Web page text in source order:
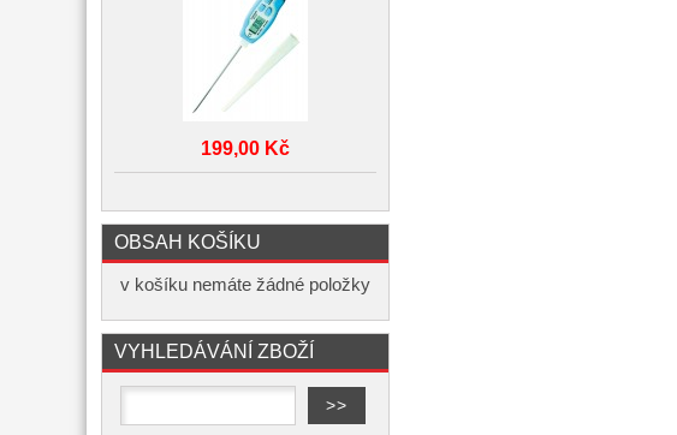
199,00 Kč
OBSAH KOŠÍKU
v košíku nemáte žádné položky
VYHLEDÁVÁNÍ ZBOŽÍ